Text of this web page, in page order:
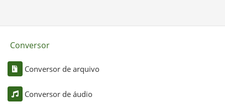
Conversor
Conversor de arquivo
Conversor de áudio